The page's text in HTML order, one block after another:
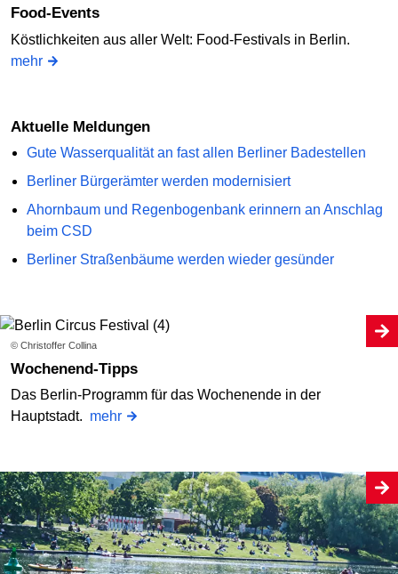
Food-Events
Köstlichkeiten aus aller Welt: Food-Festivals in Berlin.
mehr
Aktuelle Meldungen
Gute Wasserqualität an fast allen Berliner Badestellen
Berliner Bürgerämter werden modernisiert
Ahornbaum und Regenbogenbank erinnern an Anschlag
beim CSD
Berliner Straßenbäume werden wieder gesünder
© Christoffer Collina
Wochenend-Tipps
Das Berlin-Programm für das Wochenende in der
Hauptstadt. mehr